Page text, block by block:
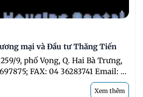
mại và Đầu tư Thăng Tiến
9, phố Vọng, Q. Hai Bà Trưng,
Hà Nội SĐT: 04 38697875; FAX: 04 36283741 Email: ...
Xem thêm